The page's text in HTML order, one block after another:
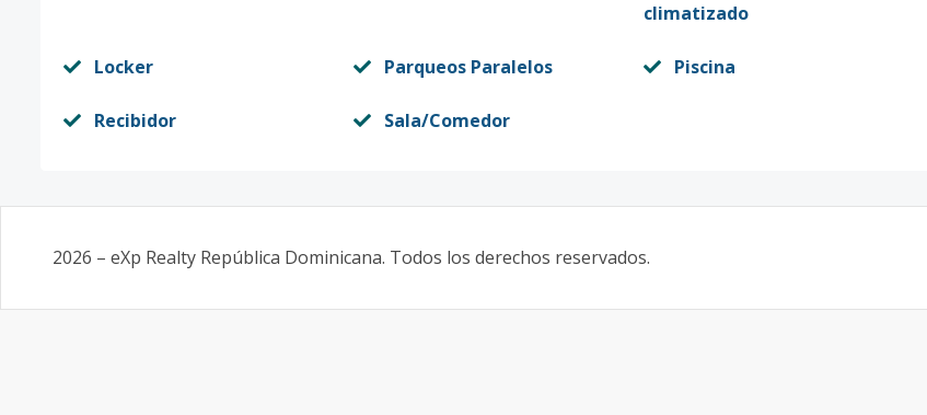
climatizado
Locker Parqueos Paralelos Piscina
Recibidor Sala/Comedor
2026 – eXp Realty República Dominicana. Todos los derechos reservados.